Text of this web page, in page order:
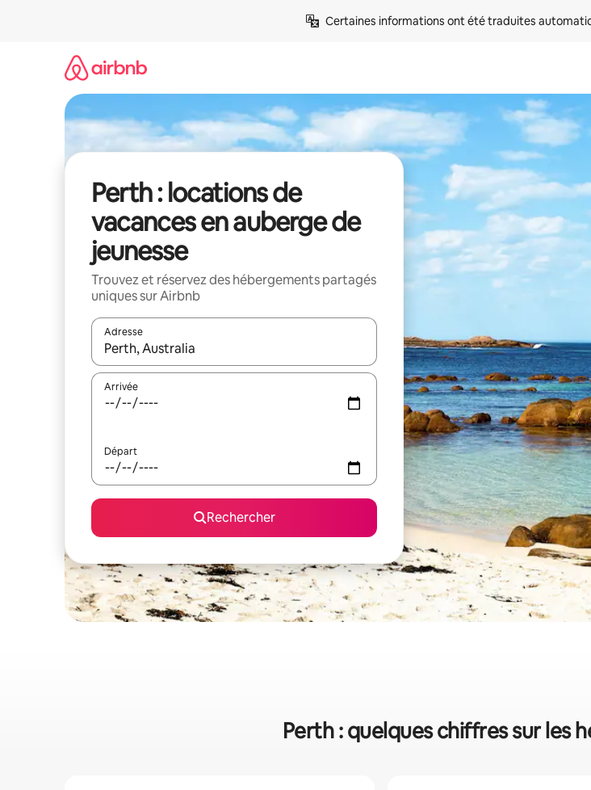
Certaines informations ont été traduites
Perth : locations de
vacances en auberge de
jeunesse
Trouvez et réservez des hébergements partagés
uniques sur Airbnb
Adresse
Lorsque les résultats s'affichent, utilisez les flèches vers le haut et vers le bas pour les
Arrivée
Départ
Rechercher
Perth : quelques chiffres sur les